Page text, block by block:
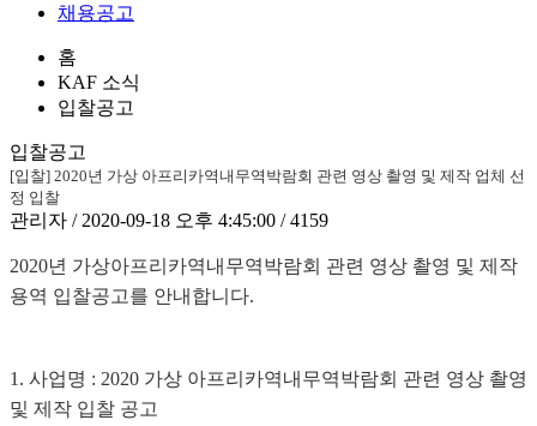
채용공고
홈
KAF 소식
입찰공고
입찰공고
[입찰] 2020년 가상 아프리카역내무역박람회 관련 영상 촬영 및 제작 업체 선
정 입찰
관리자 / 2020-09-18 오후 4:45:00 / 4159
2020년 가상아프리카역내무역박람회 관련 영상 촬영 및 제작
용역 입찰공고를 안내합니다.
1. 사업명 : 2020 가상 아프리카역내무역박람회 관련 영상 촬영
및 제작 입찰 공고